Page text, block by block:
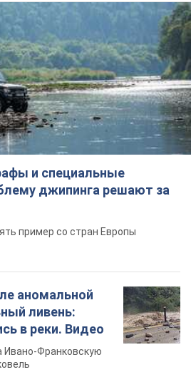
и специальные
джипинга решают за
пример со стран Европы
аномальной
ливень:
в реки. Видео
Франковскую
729 тыс. грн
судья
решение